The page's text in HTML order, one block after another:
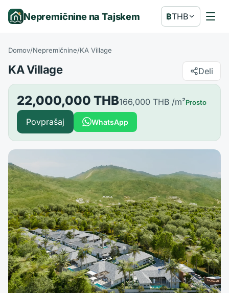
Nepremičnine na Tajskem ฿THB
Domov/Nepremičnine/KA Village
KA Village Deli
22,000,000 THB166,000 THB /m²Prosto
Povprašaj WhatsApp